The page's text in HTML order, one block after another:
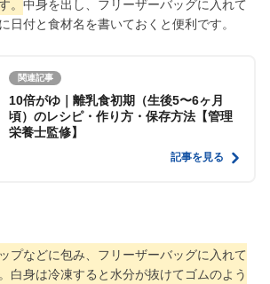
。 中身を出し、フリーザーバッグに入れて
日付と食材名を書いておくと便利です。
関連記事
10倍がゆ｜離乳食初期（生後5〜6ヶ月
頃）のレシピ・作り方・保存方法【管理
栄養士監修】
記事を見る
プなどに包み、フリーザーバッグに入れて
白身は冷凍すると水分が抜けてゴムのよう